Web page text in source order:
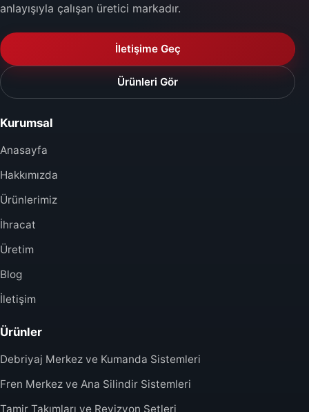
anlayışıyla çalışan üretici markadır.
İletişime Geç
Ürünleri Gör
Kurumsal
Anasayfa
Hakkımızda
Ürünlerimiz
İhracat
Üretim
Blog
İletişim
Ürünler
Debriyaj Merkez ve Kumanda Sistemleri
Fren Merkez ve Ana Silindir Sistemleri
Tamir Takımları ve Revizyon Setleri